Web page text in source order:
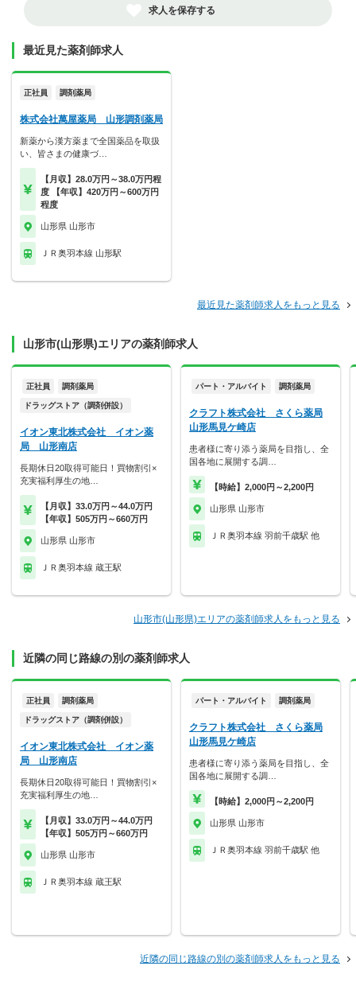
求人を保存する
最近見た薬剤師求人
正社員 調剤薬局
株式会社萬屋薬局 山形調剤薬局
新薬から漢方薬まで全国薬品を取扱
い、皆さまの健康づ…
【月収】28.0万円～38.0万円程
度 【年収】420万円～600万円
程度
山形県 山形市
ＪＲ奥羽本線 山形駅
最近見た薬剤師求人をもっと見る
山形市(山形県)エリアの薬剤師求人
正社員 調剤薬局
ドラッグストア（調剤併設）
イオン東北株式会社 イオン薬
局 山形南店
長期休日20取得可能日！買物割引×
充実福利厚生の地…
【月収】33.0万円～44.0万円
【年収】505万円～660万円
山形県 山形市
ＪＲ奥羽本線 蔵王駅
パート・アルバイト 調剤薬局
クラフト株式会社 さくら薬局
山形馬見ケ崎店
患者様に寄り添う薬局を目指し、全
国各地に展開する調…
【時給】2,000円～2,200円
山形県 山形市
ＪＲ奥羽本線 羽前千歳駅 他
山形市(山形県)エリアの薬剤師求人をもっと見る
近隣の同じ路線の別の薬剤師求人
正社員 調剤薬局
ドラッグストア（調剤併設）
イオン東北株式会社 イオン薬
局 山形南店
長期休日20取得可能日！買物割引×
充実福利厚生の地…
【月収】33.0万円～44.0万円
【年収】505万円～660万円
山形県 山形市
ＪＲ奥羽本線 蔵王駅
パート・アルバイト 調剤薬局
クラフト株式会社 さくら薬局
山形馬見ケ崎店
患者様に寄り添う薬局を目指し、全
国各地に展開する調…
【時給】2,000円～2,200円
山形県 山形市
ＪＲ奥羽本線 羽前千歳駅 他
近隣の同じ路線の別の薬剤師求人をもっと見る